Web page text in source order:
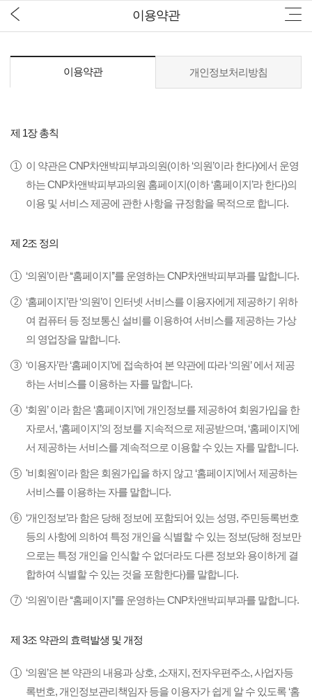
이용약관
이용약관 개인정보처리방침
제 1장 총칙
이 약관은 CNP차앤박피부과의원(이하 ‘의원’이라 한다)에서 운영
하는 CNP차앤박피부과의원 홈페이지(이하 ‘홈페이지’라 한다)의
이용 및 서비스 제공에 관한 사항을 규정함을 목적으로 합니다.
제 2조 정의
‘의원’이란 ‘‘홈페이지’’를 운영하는 CNP차앤박피부과를 말합니다.
‘홈페이지’란 ‘의원’이 인터넷 서비스를 이용자에게 제공하기 위하
여 컴퓨터 등 정보통신 설비를 이용하여 서비스를 제공하는 가상
의 영업장을 말합니다.
‘이용자’란 ‘홈페이지’에 접속하여 본 약관에 따라 ‘의원’ 에서 제공
하는 서비스를 이용하는 자를 말합니다.
‘회원’ 이라 함은 ‘홈페이지’에 개인정보를 제공하여 회원가입을 한
자로서, ‘홈페이지’의 정보를 지속적으로 제공받으며, ‘홈페이지’에
서 제공하는 서비스를 계속적으로 이용할 수 있는 자를 말합니다.
'비회원'이라 함은 회원가입을 하지 않고 ‘홈페이지’에서 제공하는
서비스를 이용하는 자를 말합니다.
‘개인정보’라 함은 당해 정보에 포함되어 있는 성명, 주민등록번호
등의 사항에 의하여 특정 개인을 식별할 수 있는 정보(당해 정보만
으로는 특정 개인을 인식할 수 없더라도 다른 정보와 용이하게 결
합하여 식별할 수 있는 것을 포함한다)를 말합니다.
‘의원’이란 ‘‘홈페이지’’를 운영하는 CNP차앤박피부과를 말합니다.
제 3조 약관의 효력발생 및 개정
‘의원’은 본 약관의 내용과 상호, 소재지, 전자우편주소, 사업자등
록번호, 개인정보관리책임자 등을 이용자가 쉽게 알 수 있도록 ‘홈